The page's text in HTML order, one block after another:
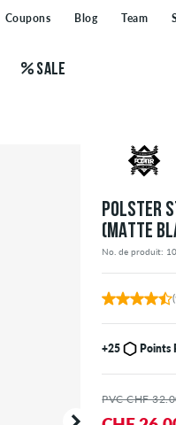
Coupons Blog Team
SALE
POLSTER
(MATTE
No. de produit:
+25 Points
PVC CHF